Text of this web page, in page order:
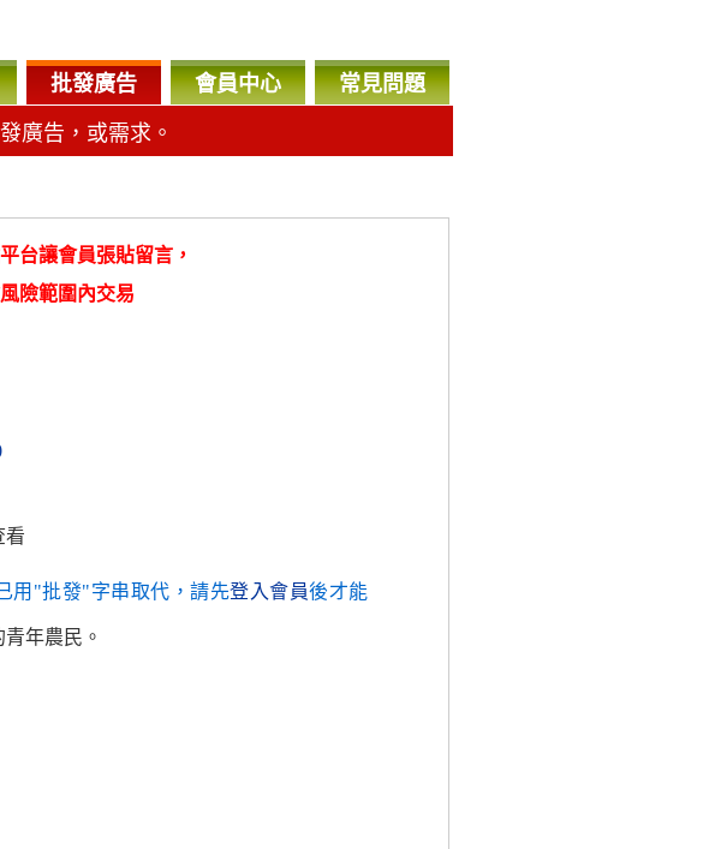
批發廣告 會員中心 常見問題
廣告，或需求。
台讓會員張貼留言，
險範圍內交易
看
用"批發"字串取代，請先登入會員後才能
年農民。